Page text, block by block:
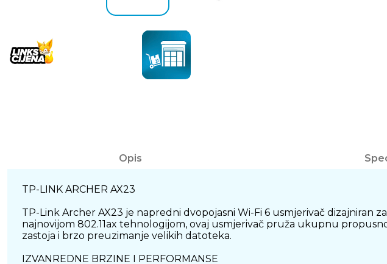
Opis
TP-LINK ARCHER AX23
TP-Link Archer AX23 je napredni dvopojasni Wi-Fi 6 usmjerivač
najnovijom 802.11ax tehnologijom, ovaj usmjerivač pruža ukupnu
zastoja i brzo preuzimanje velikih datoteka.
IZVANREDNE BRZINE I PERFORMANSE